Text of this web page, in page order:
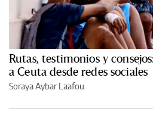
Rutas, testimonios y
a Ceuta desde redes sociales
Soraya Aybar Laafou